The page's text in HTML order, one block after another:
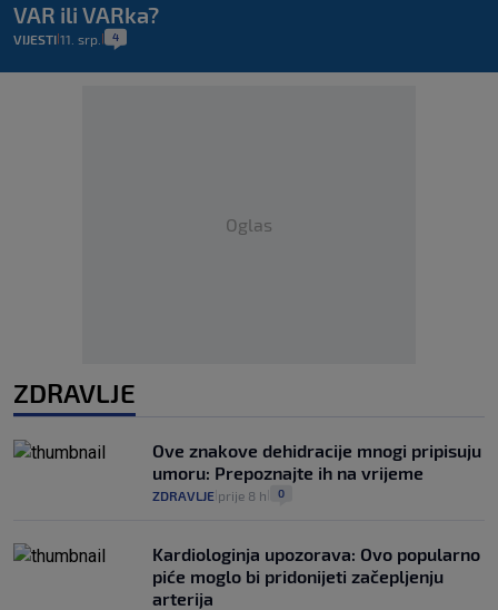
VAR ili VARka?
VIJESTI 11. srp. 4
Oglas
ZDRAVLJE
Ove znakove dehidracije mnogi pripisuju
umoru: Prepoznajte ih na vrijeme
ZDRAVLJE prije 8 h 0
Kardiologinja upozorava: Ovo popularno
piće moglo bi pridonijeti začepljenju
arterija